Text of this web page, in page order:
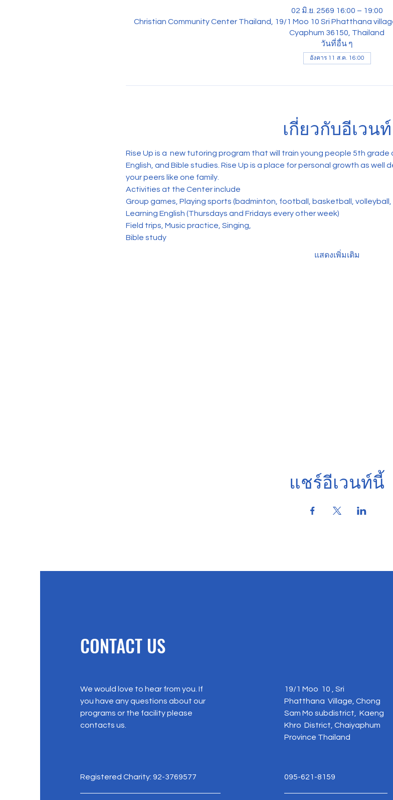
02 มิ.ย. 2569 16:00 – 19:00
Christian Community Center Thailand, 19/1 Moo 10 Sri Phatthana
Cyaphum 36150, Thailand
วันที่อื่น ๆ
อังคาร 11 ส.ค. 16:00
เกี่ยวกับอีเวนท์
Rise Up is a  new tutoring program that will train young people 5th
English, and Bible studies. Rise Up is a place for personal growth as well
your peers like one family.
Activities at the Center include
Group games, Playing sports (badminton, football, basketball, volleyball,
Learning English (Thursdays and Fridays every other week)
Field trips, Music practice, Singing,
Bible study
แสดงเพิ่มเติม
แชร์อีเวนท์นี้
CONTACT US
We would love to hear from you. If
you have any questions about our
programs or the facility please
contacts us.
Registered Charity: 92-3769577
19/1 Moo 10 , Sri
Phatthana Village, Chong
Sam Mo subdistrict, Kaeng
Khro District, Chaiyaphum
Province Thailand
095-621-8159